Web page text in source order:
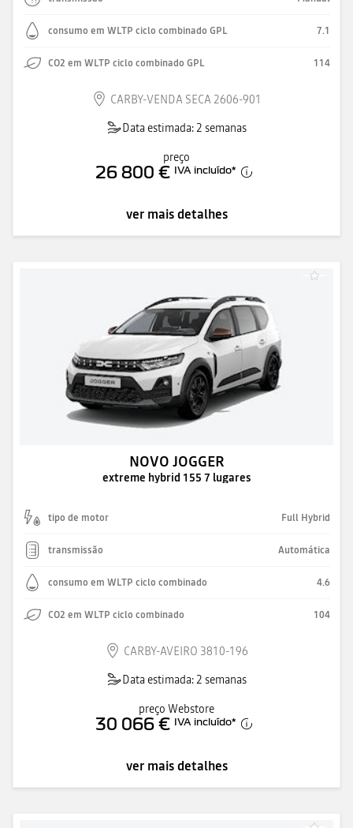
consumo em WLTP ciclo combinado GPL 7.1
CO2 em WLTP ciclo combinado GPL 114
CARBY-VENDA SECA 2606-901
Data estimada: 2 semanas
preço
26 800 € IVA incluído*
ver mais detalhes
NOVO JOGGER
extreme hybrid 155 7 lugares
tipo de motor Full Hybrid
transmissão Automática
consumo em WLTP ciclo combinado 4.6
CO2 em WLTP ciclo combinado 104
CARBY-AVEIRO 3810-196
Data estimada: 2 semanas
preço Webstore
30 066 € IVA incluído*
ver mais detalhes